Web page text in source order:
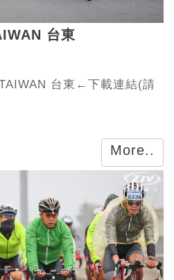
台東
台東←下載連結(請
More..